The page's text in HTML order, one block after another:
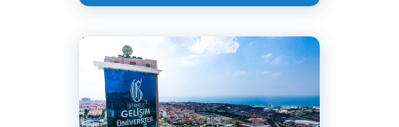
Английский
Турецкий
Стамбул, Турция
Частный